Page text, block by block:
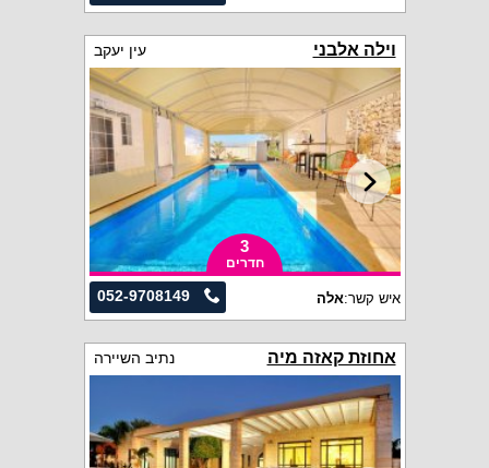
וילה אלבני עין יעקב
3
חדרים
052-9708149 איש קשר:אלה
אחוזת קאזה מיה נתיב השיירה